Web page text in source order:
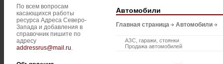
По всем вопросам
касающихся работы
ресурса Адреса Северо-
Запада и добавления в
справочник пишите по
адресу
addressrus@mail.ru.
Автомобили
Главная страница Автомобили
АЗС, гаражи, стоянки
Продажа автомобилей